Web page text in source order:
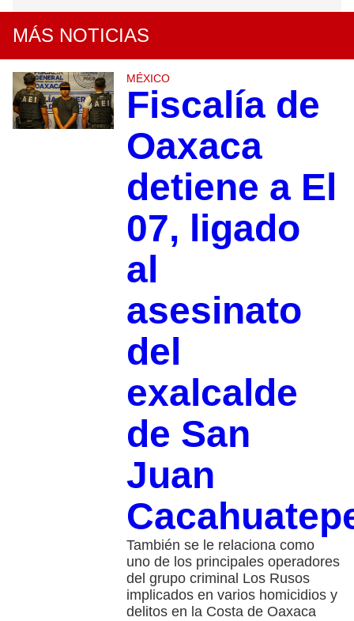
MÁS NOTICIAS
MÉXICO
Fiscalía de
Oaxaca
detiene a El
07, ligado
al
asesinato
del
exalcalde
de San
Juan
También se le relaciona como
uno de los principales operadores
del grupo criminal Los Rusos
implicados en varios homicidios y
delitos en la Costa de Oaxaca